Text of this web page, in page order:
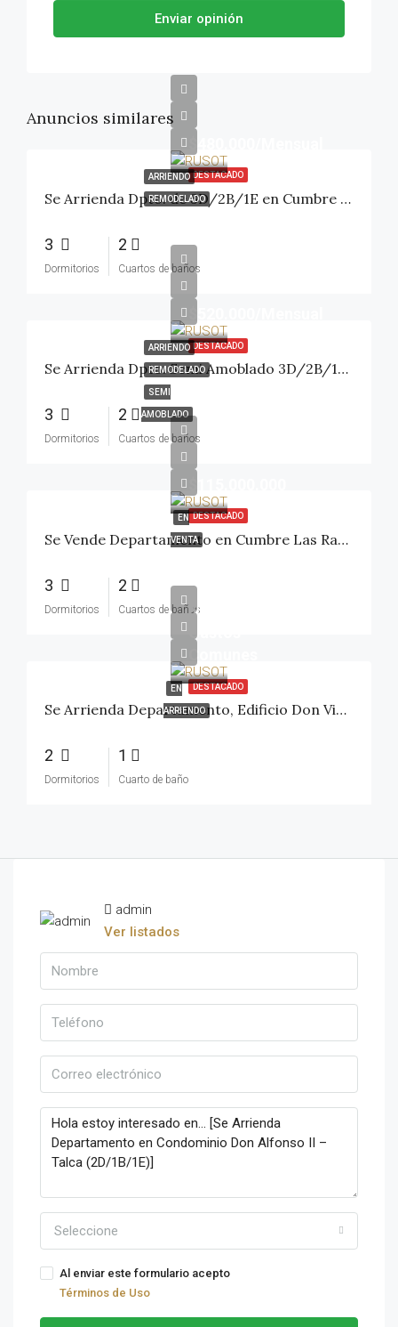
Enviar opinión
Anuncios similares
DESTACADO
ARRIENDO
REMODELADO Se Arrienda Dpto. de 3D/2B/1E en Cumbre Las Rastras II
3
Dormitorios
2
Cuartos de baños
DESTACADO
ARRIENDO
REMODELADO
SEMI
AMOBLADO
Se Arrienda Dpto. Semi Amoblado 3D/2B/1E en Cumbre Las Rastras II
3
Dormitorios
2
Cuartos de baños
DESTACADO
EN
VENTA Se Vende Departamento en Cumbre Las Rastras II
3
Dormitorios
2
Cuartos de baños
DESTACADO
EN
ARRIENDO
$400.000//
No incluye
Se Arrienda Departamento, Edificio Don Vicente – Talca
2
Dormitorios
1
Cuarto de baño
admin
Ver listados
Seleccione
Al enviar este formulario acepto
Términos de Uso